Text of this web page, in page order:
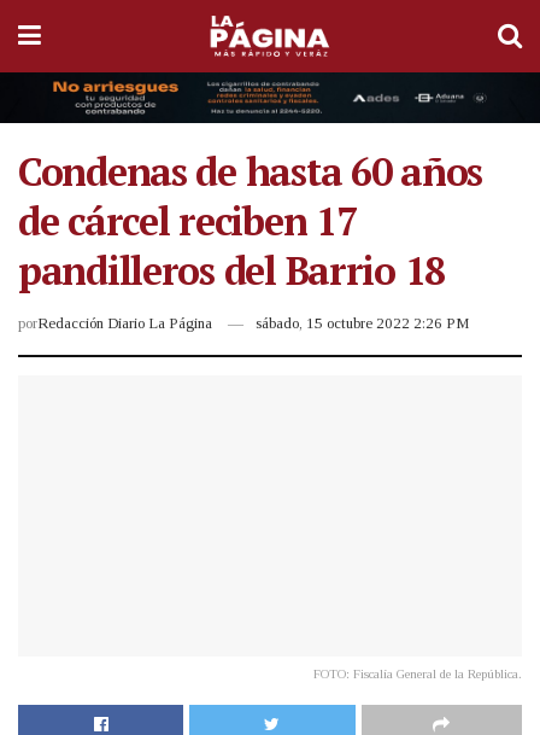
Condenas de hasta 60 años
de cárcel reciben 17
pandilleros del Barrio 18
porRedacción Diario La Página sábado, 15 octubre 2022 2:26 PM
FOTO: Fiscalía General de la República.